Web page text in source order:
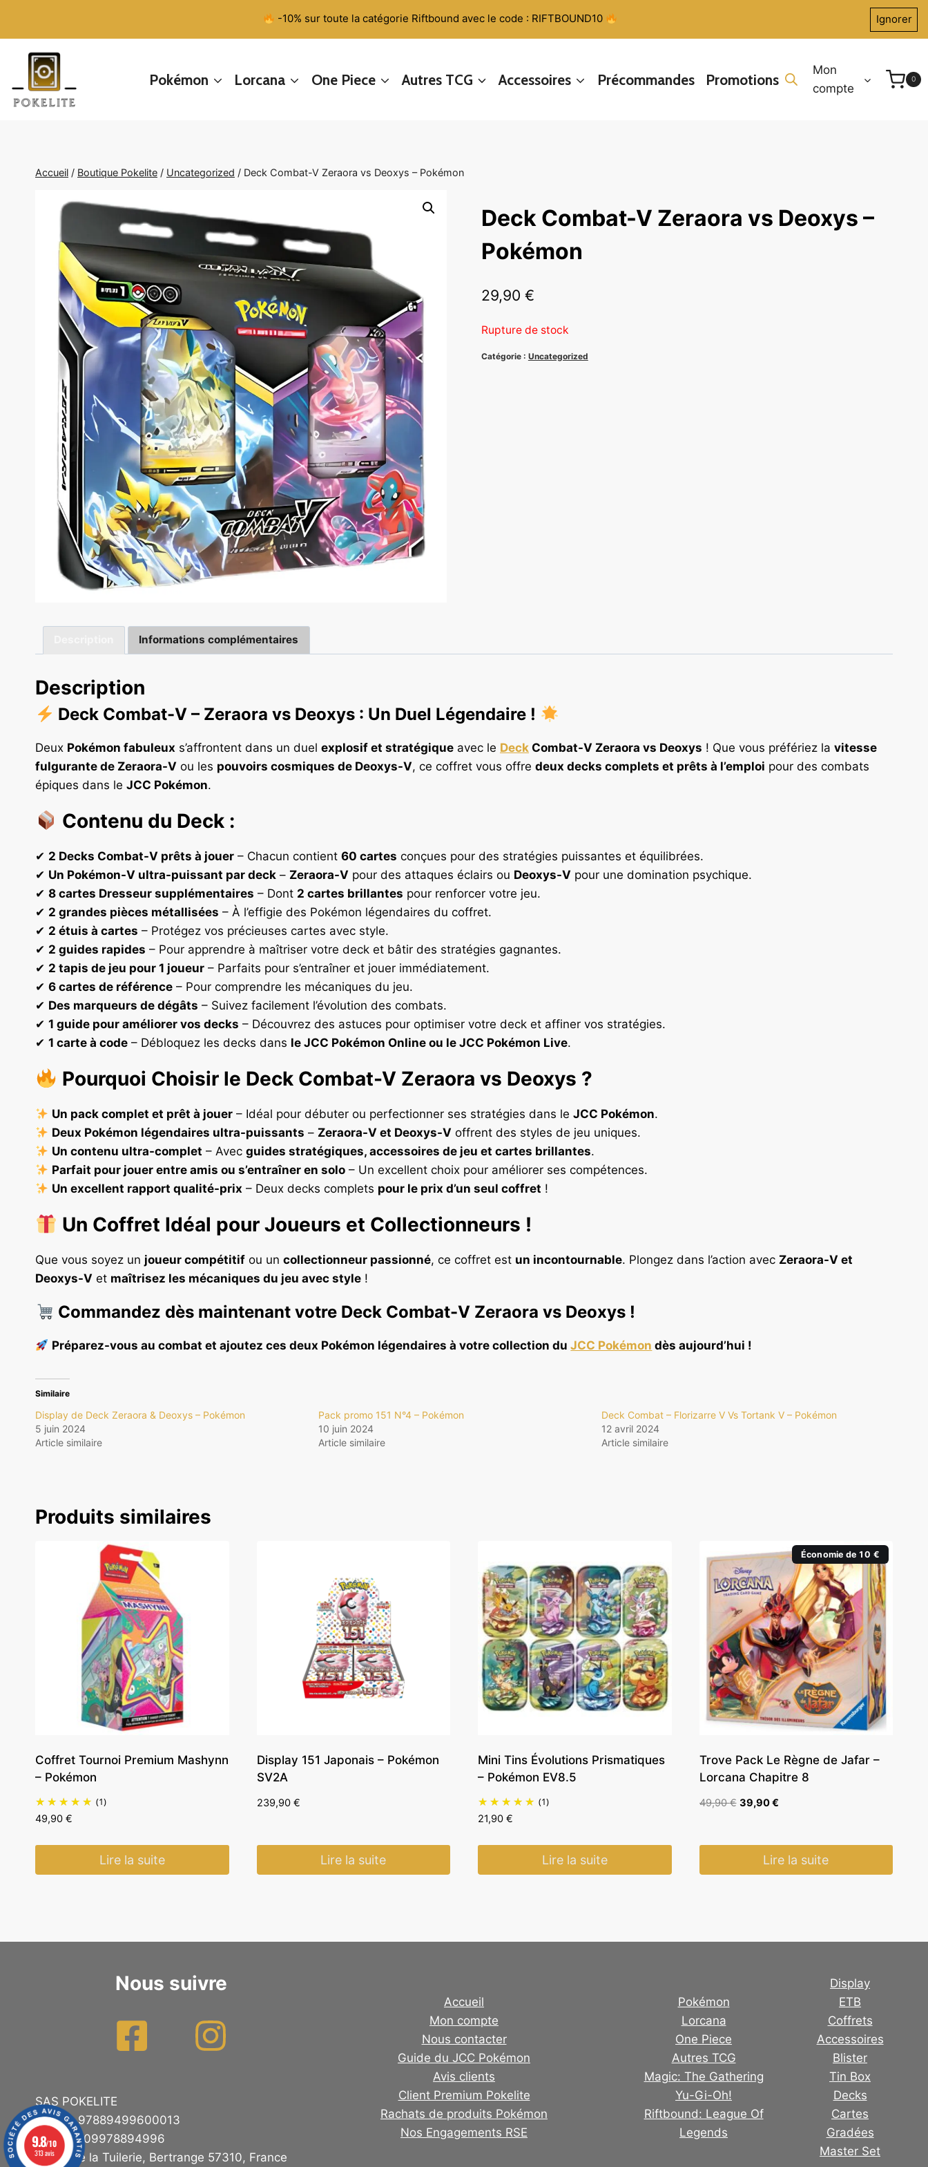
-10% sur toute la catégorie Riftbound avec le code : RIFTBOUND10 Ignorer
Pokémon Lorcana One Piece Autres TCG Accessoires Précommandes Promotions
Mon
compte
0
Accueil / Boutique Pokelite / Uncategorized / Deck Combat-V Zeraora vs Deoxys – Pokémon
Deck Combat-V Zeraora vs Deoxys –
Pokémon
29,90 €
Rupture de stock
Catégorie : Uncategorized
Informations complémentaires
Description
Deck Combat-V – Zeraora vs Deoxys : Un Duel Légendaire !
Deux Pokémon fabuleux s’affrontent dans un duel explosif et stratégique avec le Deck Combat-V Zeraora vs Deoxys ! Que vous préfériez la vitesse
fulgurante de Zeraora-V ou les pouvoirs cosmiques de Deoxys-V, ce coffret vous offre deux decks complets et prêts à l’emploi pour des combats
épiques dans le JCC Pokémon.
Contenu du Deck :
✔ 2 Decks Combat-V prêts à jouer – Chacun contient 60 cartes conçues pour des stratégies puissantes et équilibrées.
✔ Un Pokémon-V ultra-puissant par deck – Zeraora-V pour des attaques éclairs ou Deoxys-V pour une domination psychique.
✔ 8 cartes Dresseur supplémentaires – Dont 2 cartes brillantes pour renforcer votre jeu.
✔ 2 grandes pièces métallisées – À l’effigie des Pokémon légendaires du coffret.
✔ 2 étuis à cartes – Protégez vos précieuses cartes avec style.
✔ 2 guides rapides – Pour apprendre à maîtriser votre deck et bâtir des stratégies gagnantes.
✔ 2 tapis de jeu pour 1 joueur – Parfaits pour s’entraîner et jouer immédiatement.
✔ 6 cartes de référence – Pour comprendre les mécaniques du jeu.
✔ Des marqueurs de dégâts – Suivez facilement l’évolution des combats.
✔ 1 guide pour améliorer vos decks – Découvrez des astuces pour optimiser votre deck et affiner vos stratégies.
✔ 1 carte à code – Débloquez les decks dans le JCC Pokémon Online ou le JCC Pokémon Live.
Pourquoi Choisir le Deck Combat-V Zeraora vs Deoxys ?
Un pack complet et prêt à jouer – Idéal pour débuter ou perfectionner ses stratégies dans leJCC Pokémon.
Deux Pokémon légendaires ultra-puissants – Zeraora-V et Deoxys-V offrent des styles de jeu uniques.
Un contenu ultra-complet – Avecguides stratégiques, accessoires de jeu et cartes brillantes.
Parfait pour jouer entre amis ou s’entraîner en solo – Un excellent choix pour améliorer ses compétences.
Un excellent rapport qualité-prix – Deux decks complets pour le prix d’un seul coffret !
Un Coffret Idéal pour Joueurs et Collectionneurs !
Que vous soyez un joueur compétitif ou un collectionneur passionné, ce coffret est un incontournable. Plongez dans l’action avec Zeraora-V et
Deoxys-V et maîtrisez les mécaniques du jeu avec style !
Commandez dès maintenant votre Deck Combat-V Zeraora vs Deoxys !
Préparez-vous au combat et ajoutez ces deux Pokémon légendaires à votre collection duJCC Pokémon dès aujourd’hui !
Similaire
Display de Deck Zeraora & Deoxys – Pokémon
5 juin 2024
Article similaire
Pack promo 151 N°4 – Pokémon
10 juin 2024
Article similaire
Deck Combat – Florizarre V Vs Tortank V – Pokémon
12 avril 2024
Article similaire
Produits similaires
Coffret Tournoi Premium Mashynn
– Pokémon
(1)
49,90 €
Lire la suite
Display 151 Japonais – Pokémon
SV2A
239,90 €
Lire la suite
Mini Tins Évolutions Prismatiques
– Pokémon EV8.5
(1)
21,90 €
Lire la suite
Économie de 10 €
Trove Pack Le Règne de Jafar –
Lorcana Chapitre 8
49,90€ Le
49,90 €.
39,90€Le
39,90 €.
Lire la suite
Nous suivre
SAS POKELITE
SIRET : 97889499600013
TVA : FR09978894996
11 rue de la Tuilerie, Bertrange 57310, France
Accueil
Mon compte
Nous contacter
Guide du JCC Pokémon
Avis clients
Client Premium Pokelite
Rachats de produits Pokémon
Nos Engagements RSE
Pokémon
Lorcana
One Piece
Autres TCG
Magic: The Gathering
Yu-Gi-Oh!
Riftbound: League Of
Legends
Display
ETB
Coffrets
Accessoires
Blister
Tin Box
Decks
Cartes
Gradées
Master Set
9.8/10
313 avis